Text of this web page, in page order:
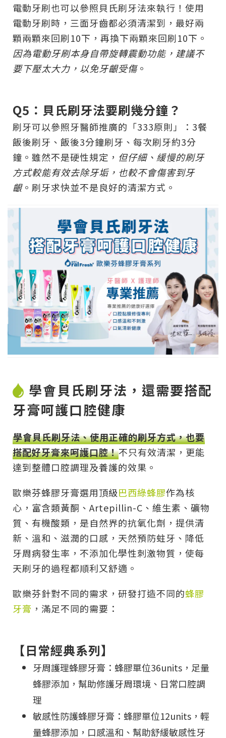
電動牙刷也可以參照貝氏刷牙法來執行！使用
電動牙刷時，三面牙齒都必須清潔到，最好兩
顆兩顆來回刷10下，再換下兩顆來回刷10下。
因為電動牙刷本身自帶旋轉震動功能，建議不
要下壓太大力，以免牙齦受傷。
Q5：貝氏刷牙法要刷幾分鐘？
刷牙可以參照牙醫師推廣的「333原則」：3餐
飯後刷牙、飯後3分鐘刷牙、每次刷牙約3分
鐘。雖然不是硬性規定， 但仔細、緩慢的刷牙
方式較能有效去除牙垢，也較不會傷害到牙
齦。刷牙求快並不是良好的清潔方式。
學會貝氏刷牙法，還需要搭配
牙膏呵護口腔健康
學會貝氏刷牙法、使用正確的刷牙方式，也要
搭配好牙膏來呵護口腔！不只有效清潔，更能
達到整體口腔調理及養護的效果。
歐樂芬蜂膠牙膏選用頂級巴西綠蜂膠作為核
心，富含類黃酮、Artepillin-C、維生素、礦物
質、有機酸類，是自然界的抗氧化劑，提供清
新、溫和、滋潤的口感，天然預防蛀牙、降低
牙周病發生率，不添加化學性刺激物質，使每
天刷牙的過程都順利又舒適。
歐樂芬針對不同的需求，研發打造不同的蜂膠
牙膏 ，滿足不同的需要：
【日常經典系列】
牙周護理蜂膠牙膏：蜂膠單位36units，足量
蜂膠添加，幫助修護牙周環境、日常口腔調
理
敏感性防護蜂膠牙膏：蜂膠單位12units，輕
量蜂膠添加，口感溫和、幫助舒緩敏感性牙